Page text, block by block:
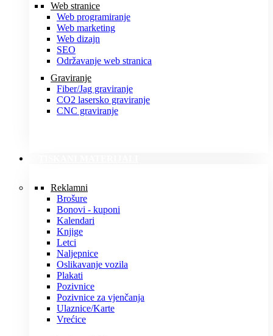
Web stranice
Web programiranje
Web marketing
Web dizajn
SEO
Održavanje web stranica
Graviranje
Fiber/Jag graviranje
CO2 lasersko graviranje
CNC graviranje
Reklamni
Brošure
Bonovi - kuponi
Kalendari
Knjige
Letci
Naljepnice
Oslikavanje vozila
Plakati
Pozivnice
Pozivnice za vjenčanja
Ulaznice/Karte
Vrećice